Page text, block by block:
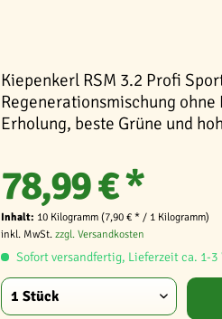
Kiepenkerl RSM 3.2 Profi
Regenerationsmischung
Erholung, beste Grüne und
78,99 € *
Inhalt: 10 Kilogramm (7,90 € * / 1 Kilogramm)
inkl. MwSt. zzgl. Versandkosten
Sofort versandfertig, Lieferzeit ca. 1-3